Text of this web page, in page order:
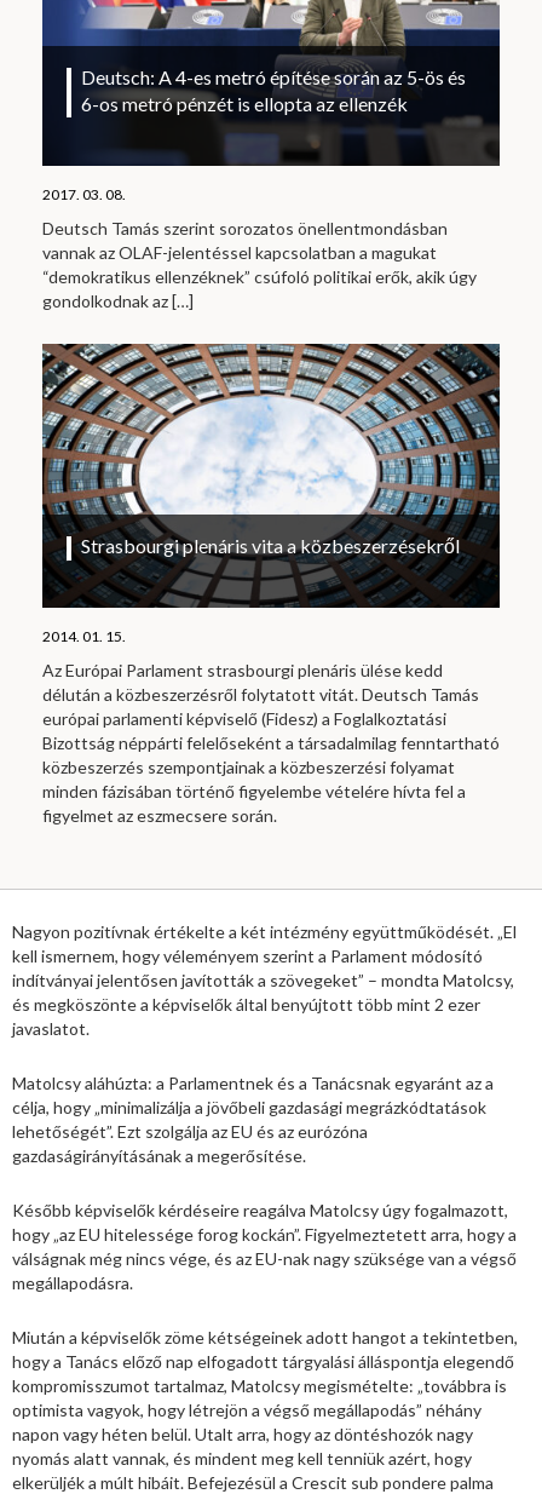
Deutsch: A 4-es metró építése során az 5-ös és
6-os metró pénzét is ellopta az ellenzék
2017. 03. 08.
Deutsch Tamás szerint sorozatos önellentmondásban
vannak az OLAF-jelentéssel kapcsolatban a magukat
“demokratikus ellenzéknek” csúfoló politikai erők, akik úgy
gondolkodnak az[…]
Strasbourgi plenáris vita a közbeszerzésekről
2014. 01. 15.
Az Európai Parlament strasbourgi plenáris ülése kedd
délután a közbeszerzésről folytatott vitát. Deutsch Tamás
európai parlamenti képviselő (Fidesz) a Foglalkoztatási
Bizottság néppárti felelőseként a társadalmilag fenntartható
közbeszerzés szempontjainak a közbeszerzési folyamat
minden fázisában történő figyelembe vételére hívta fel a
figyelmet az eszmecsere során.
Nagyon pozitívnak értékelte a két intézmény együttműködését. „El
kell ismernem, hogy véleményem szerint a Parlament módosító
indítványai jelentősen javították a szövegeket” – mondta Matolcsy,
és megköszönte a képviselők által benyújtott több mint 2 ezer
javaslatot.
Matolcsy aláhúzta: a Parlamentnek és a Tanácsnak egyaránt az a
célja, hogy „minimalizálja a jövőbeli gazdasági megrázkódtatások
lehetőségét”. Ezt szolgálja az EU és az eurózóna
gazdaságirányításának a megerősítése.
Később képviselők kérdéseire reagálva Matolcsy úgy fogalmazott,
hogy „az EU hitelessége forog kockán”. Figyelmeztetett arra, hogy a
válságnak még nincs vége, és az EU-nak nagy szüksége van a végső
megállapodásra.
Miután a képviselők zöme kétségeinek adott hangot a tekintetben,
hogy a Tanács előző nap elfogadott tárgyalási álláspontja elegendő
kompromisszumot tartalmaz, Matolcsy megismételte: „továbbra is
optimista vagyok, hogy létrejön a végső megállapodás” néhány
napon vagy héten belül. Utalt arra, hogy az döntéshozók nagy
nyomás alatt vannak, és mindent meg kell tenniük azért, hogy
elkerüljék a múlt hibáit. Befejezésül a Crescit sub pondere palma